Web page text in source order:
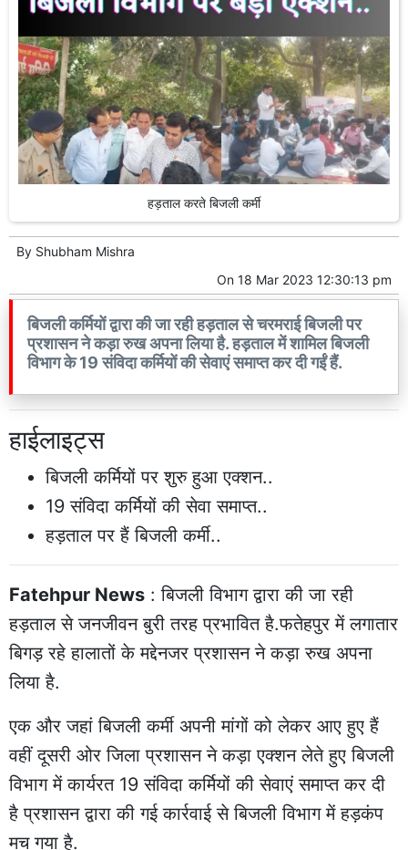
हड़ताल करते बिजली कर्मी
By Shubham Mishra
On 18 Mar 2023 12:30:13 pm
बिजली कर्मियों द्वारा की जा रही हड़ताल से चरमराई बिजली पर
प्रशासन ने कड़ा रुख अपना लिया है. हड़ताल में शामिल बिजली
विभाग के 19 संविदा कर्मियों की सेवाएं समाप्त कर दी गईं हैं.
हाईलाइट्स
बिजली कर्मियों पर शुरु हुआ एक्शन..
19 संविदा कर्मियों की सेवा समाप्त..
हड़ताल पर हैं बिजली कर्मी..
Fatehpur News : बिजली विभाग द्वारा की जा रही
हड़ताल से जनजीवन बुरी तरह प्रभावित है.फतेहपुर में लगातार
बिगड़ रहे हालातों के मद्देनजर प्रशासन ने कड़ा रुख अपना
लिया है.
एक और जहां बिजली कर्मी अपनी मांगों को लेकर आए हुए हैं
वहीं दूसरी ओर जिला प्रशासन ने कड़ा एक्शन लेते हुए बिजली
विभाग में कार्यरत 19 संविदा कर्मियों की सेवाएं समाप्त कर दी
है प्रशासन द्वारा की गई कार्रवाई से बिजली विभाग में हड़कंप
मच गया है.